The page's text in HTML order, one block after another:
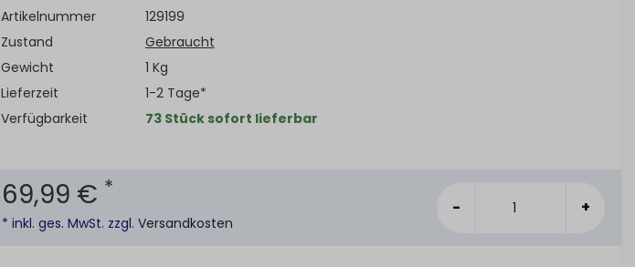
Artikelnummer
129199
Zustand
Gebraucht
Gewicht
1 Kg
Lieferzeit
1-2 Tage*
Verfügbarkeit
73 Stück sofort lieferbar
69,99 € *
* inkl. ges. MwSt. zzgl.Versandkosten
- +